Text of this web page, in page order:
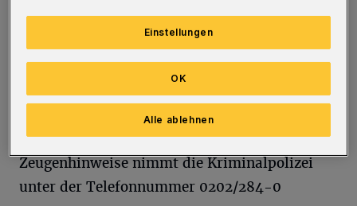
einen Stuhl und suchten die Wohnung nach
weiteren Wertgegenständen ab. Das Opfer
konnte sich befreien und schrie um Hilfe. Ein
Nachbar alarmierte die Polizei. Die Täter
flüchteten in unbekannte Richtung.
Zeugenhinweise nimmt die Kriminalpolizei
unter der Telefonnummer 0202/284-0
Einstellungen
Alle ablehnen
OK